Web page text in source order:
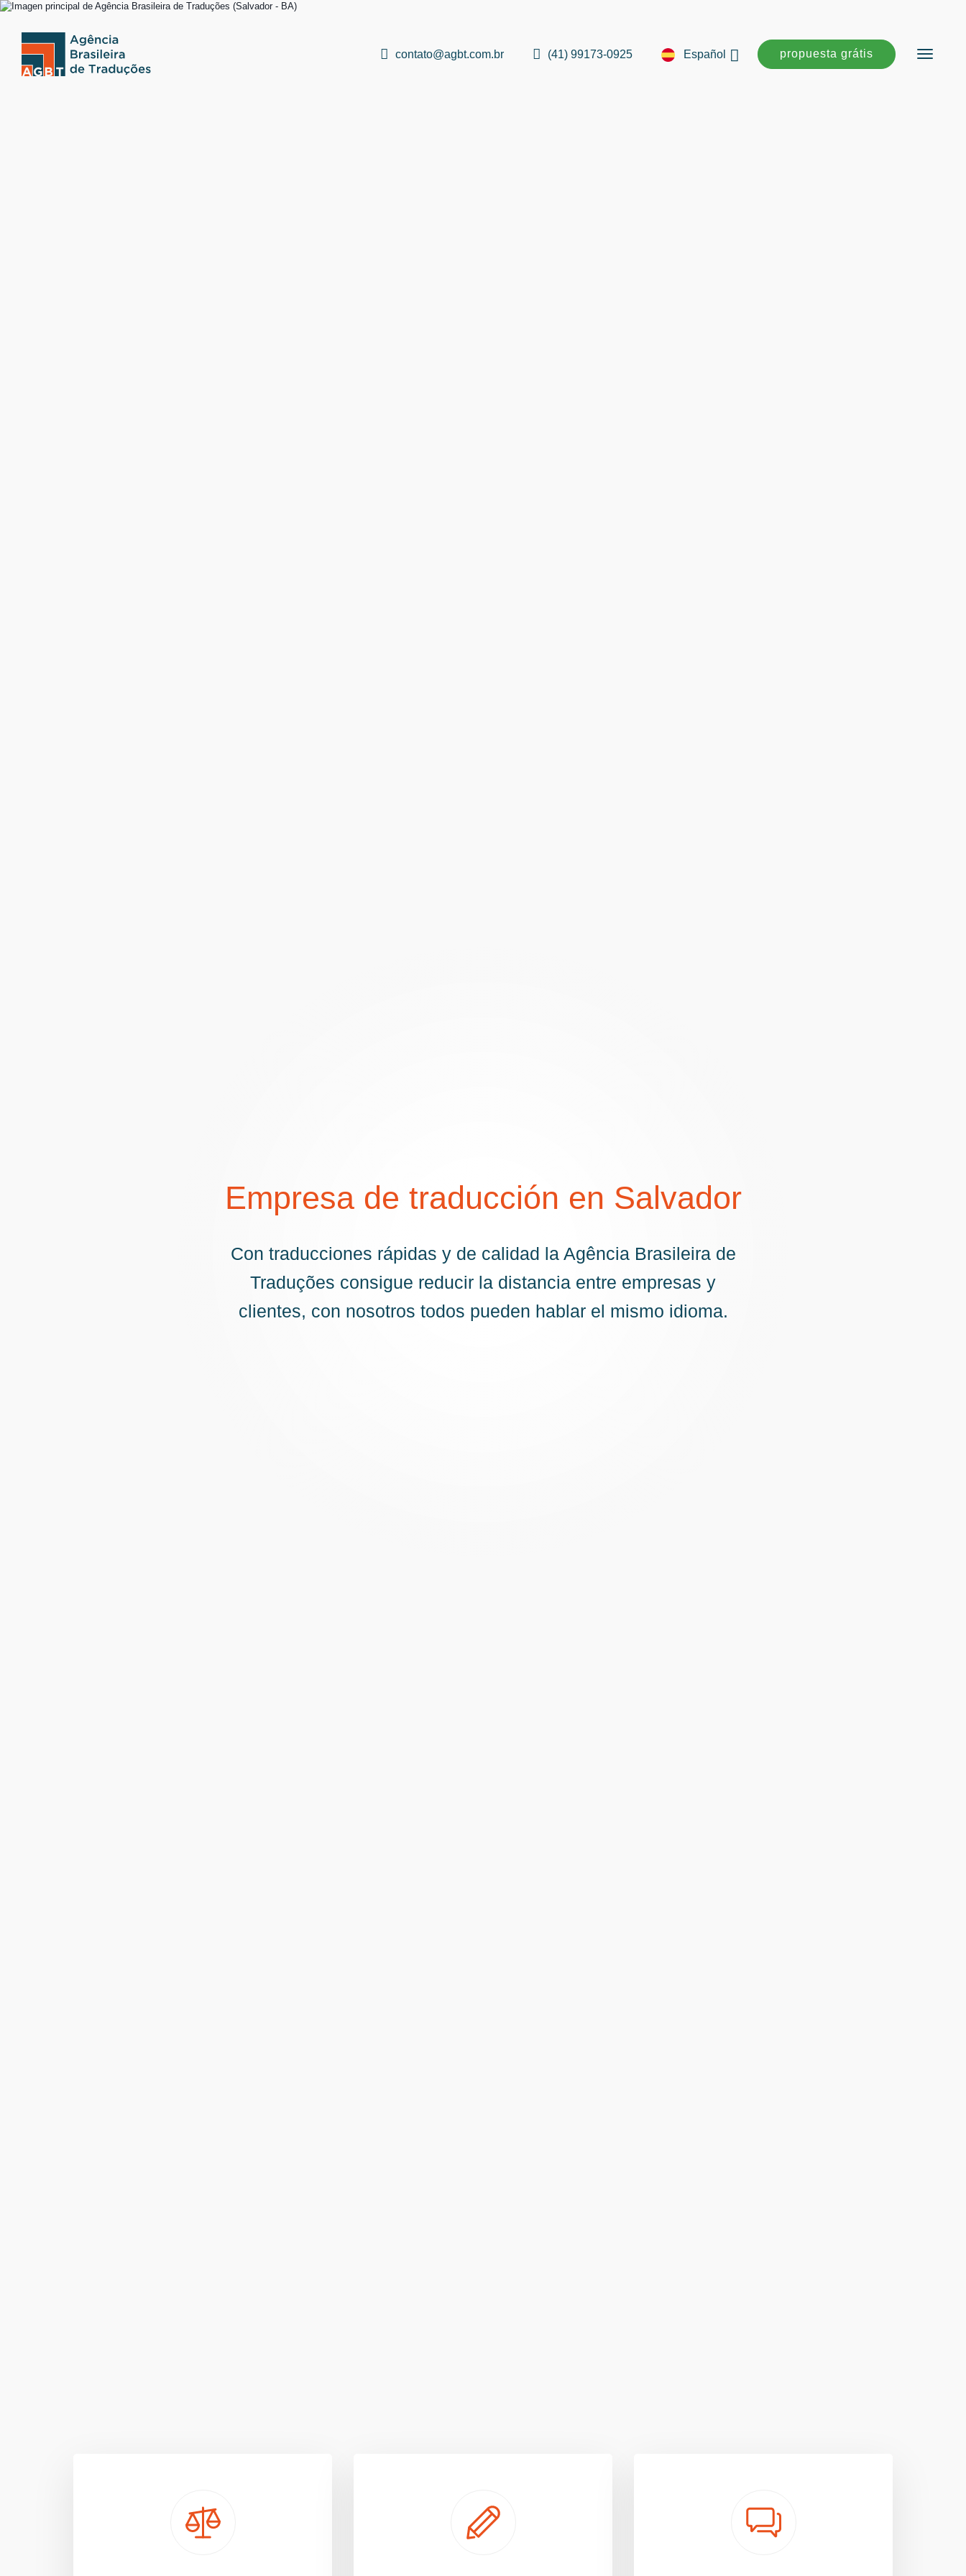
contato@agbt.com.br (41) 99173-0925 Español propuesta grátis
Empresa de traducción en Salvador
Con traducciones rápidas y de calidad la Agência Brasileira de
Traduções consigue reducir la distancia entre empresas y
clientes, con nosotros todos pueden hablar el mismo idioma.